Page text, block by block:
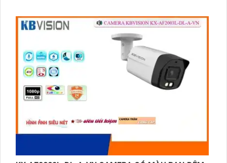
lượngCamera quan sát KX-AF2001C-DL-A-VN được thiết kế
tiết kiệm điện với nguồn 12V HD Analog, góc quay rộng ống
kính 3.6mm. Sản phẩm sử dụng chip CMOS xử lý hình ảnh,
cho hình ảnh màu sắc đẹp và sắc nét ngay cả ban đêm với
khoảng cách 20m. Hỗ trợ công nghệ AHD, CVI, TVI, BCS đem
lại độ nét 1080P cao cấp. Đặc biệt, Camera này cung cấp
hình ảnh chất lượng với công nghệ Có Màu Ban Ðêm, hiệu
quả cao cho công trình ban đêm với giá rẻ.